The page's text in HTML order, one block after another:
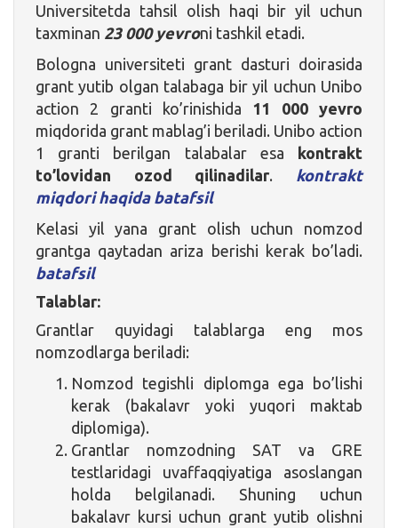
Universitetda tahsil olish haqi bir yil uchun
taxminan 23 000 yevroni tashkil etadi.
Bologna universiteti grant dasturi doirasida
grant yutib olgan talabaga bir yil uchun Unibo
action 2 granti ko’rinishida 11 000 yevro
miqdorida grant mablag’i beriladi. Unibo action
1 granti berilgan talabalar esa kontrakt
to’lovidan ozod qilinadilar. kontrakt
miqdori haqida batafsil
Kelasi yil yana grant olish uchun nomzod
grantga qaytadan ariza berishi kerak bo’ladi.
batafsil
Talablar:
Grantlar quyidagi talablarga eng mos
nomzodlarga beriladi:
Nomzod tegishli diplomga ega bo’lishi
kerak (bakalavr yoki yuqori maktab
diplomiga).
Grantlar nomzodning SAT va GRE
testlaridagi uvaffaqqiyatiga asoslangan
holda belgilanadi. Shuning uchun
bakalavr kursi uchun grant yutib olishni